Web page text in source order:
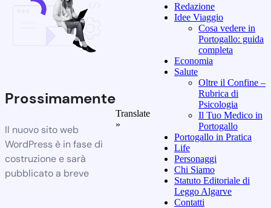
Prossimamente
Il nuovo sito web
WordPress è in fase di
costruzione e sarà
pubblicato a breve
Translate
»
Redazione
Idee Viaggio
Cosa vedere in
Portogallo: guida
completa
Economia
Salute
Oltre il Confine –
Rubrica di
Psicologia
Il Tuo Medico in
Portogallo
Portogallo in Pratica
Life
Personaggi
Chi Siamo
Statuto Editoriale di
Leggo Algarve
Contatti